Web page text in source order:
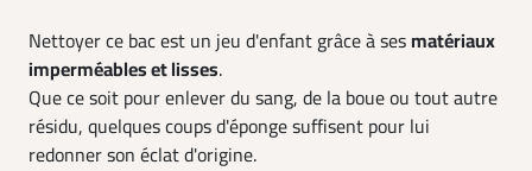
Nettoyer ce bac est un jeu d'enfant grâce à sesmatériaux
imperméables et lisses.
Que ce soit pour enlever du sang, de la boue ou tout autre
résidu, quelques coups d'éponge suffisent pour lui
redonner son éclat d'origine.